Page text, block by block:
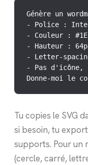
Génère un
- Police :
- Couleur :
- Hauteur :
- Letter-
- Pas d'icône,
Donne-moi le
Tu copies le SVG
si besoin, tu
supports. Pour un
(cercle, carré,